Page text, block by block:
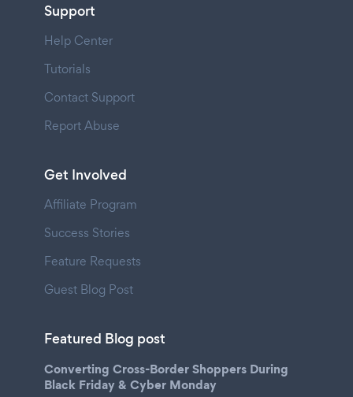
Support
Help Center
Tutorials
Contact Support
Report Abuse
Get Involved
Affiliate Program
Success Stories
Feature Requests
Guest Blog Post
Featured Blog post
Converting Cross-Border Shoppers During
Black Friday & Cyber Monday